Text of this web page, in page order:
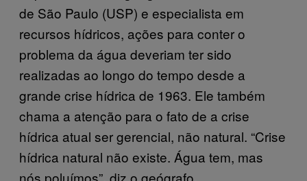
de São Paulo (USP) e especialista em
recursos hídricos, ações para conter o
problema da água deveriam ter sido
realizadas ao longo do tempo desde a
grande crise hídrica de 1963. Ele também
chama a atenção para o fato de a crise
hídrica atual ser gerencial, não natural. “Crise
hídrica natural não existe. Água tem, mas
nós poluímos”, diz o geógrafo.